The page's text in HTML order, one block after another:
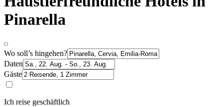
Pinarella
Wo soll’s hingehen?
Daten
Gäste
Ich reise geschäftlich